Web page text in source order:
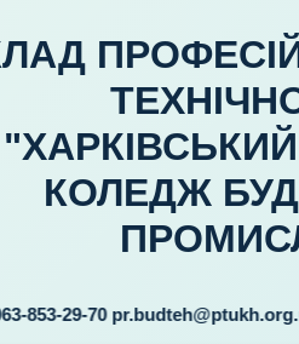
КОЛЕДЖ
29-70 pr.budteh@ptukh.org.ua